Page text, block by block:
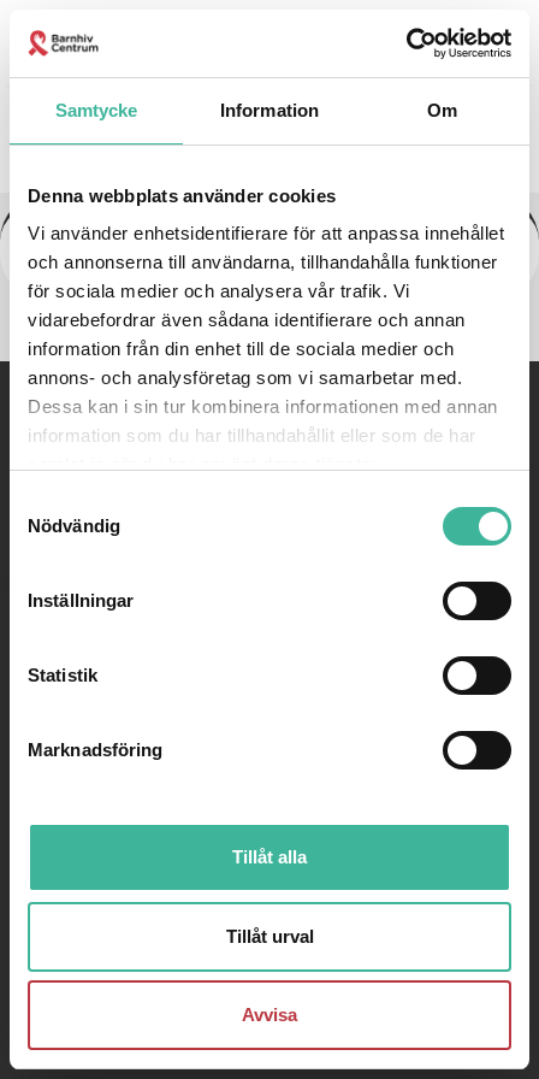
Samtycke Information Om
Denna webbplats använder cookies
Vi använder enhetsidentifierare för att anpassa innehållet
och annonserna till användarna, tillhandahålla funktioner
för sociala medier och analysera vår trafik. Vi
vidarebefordrar även sådana identifierare och annan
information från din enhet till de sociala medier och
annons- och analysföretag som vi samarbetar med.
Dessa kan i sin tur kombinera informationen med annan
information som du har tillhandahållit eller som de har
Nödvändig
Inställningar
Statistik
Marknadsföring
Tillåt alla
Tillåt urval
Avvisa
Kontakta oss
trombocyt sudd
08-585 814 77 |Email:
WEBBYRÅ: PIGMENT AB